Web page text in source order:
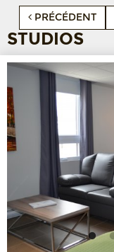
PRÉCÉDENT
STUDIOS